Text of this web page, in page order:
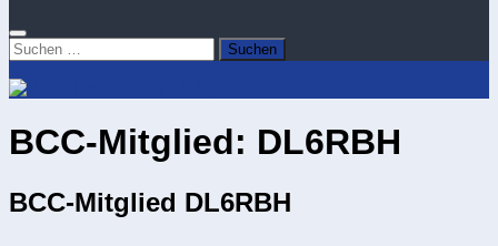
Suchen
nach:
BCC-Mitglied: DL6RBH
BCC-Mitglied DL6RBH